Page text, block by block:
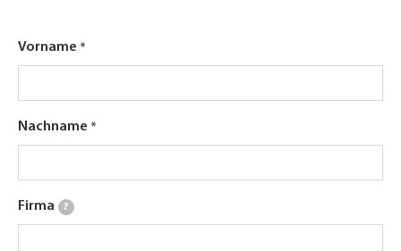
Vorname
Nachname
Firma ?